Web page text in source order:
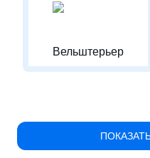
Вельштерьер